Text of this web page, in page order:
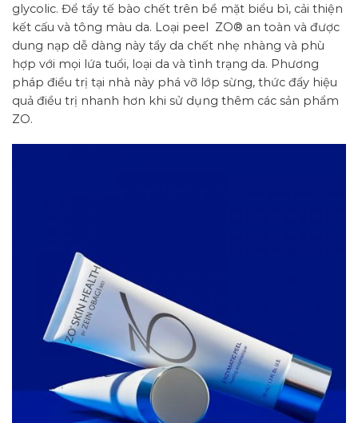
glycolic. Để tẩy tế bào chết trên bề mặt biểu bì, cải thiện
kết cấu và tông màu da. Loại peel ZO® an toàn và được
dung nạp dễ dàng này tẩy da chết nhẹ nhàng và phù
hợp với mọi lứa tuổi, loại da và tình trạng da. Phương
pháp điều trị tại nhà này phá vỡ lớp sừng, thức đẩy hiệu
quả điều trị nhanh hơn khi sử dụng thêm các sản phẩm
ZO.